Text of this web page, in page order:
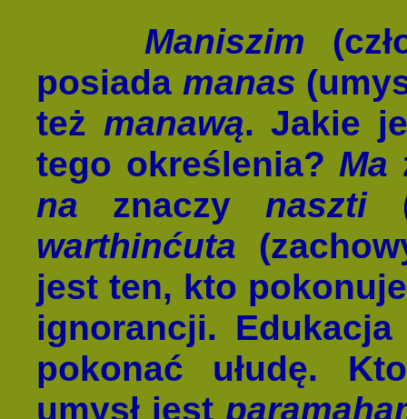
Maniszim
posiada manas
też manawą. Jakie
tego określenia? Ma
na znaczy naszti
warthinćuta
jest ten, kto
ignorancji.
pokonać ułudę.
umysł jest